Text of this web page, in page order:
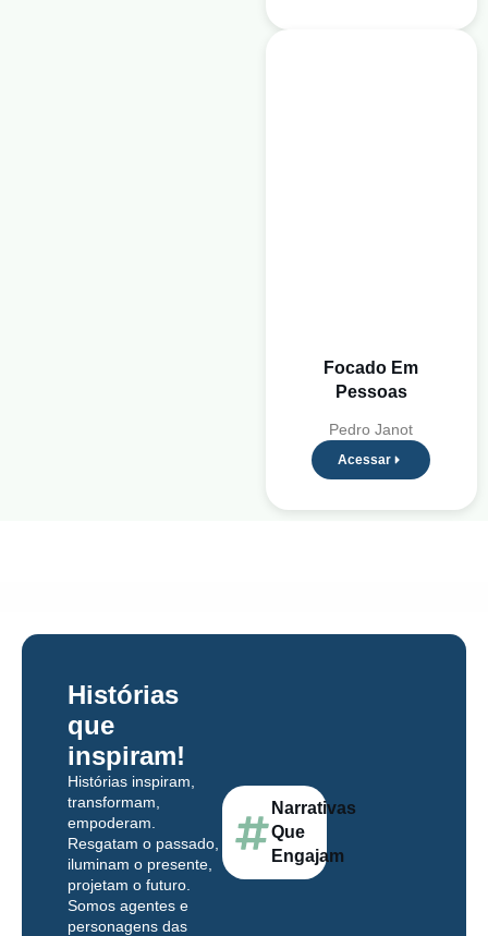
Focado Em
Pessoas
Pedro Janot
Acessar
Histórias
que
inspiram!
Histórias inspiram,
transformam,
empoderam.
Resgatam o passado,
iluminam o presente,
projetam o futuro.
Somos agentes e
personagens das
Narrativas
Que
Engajam